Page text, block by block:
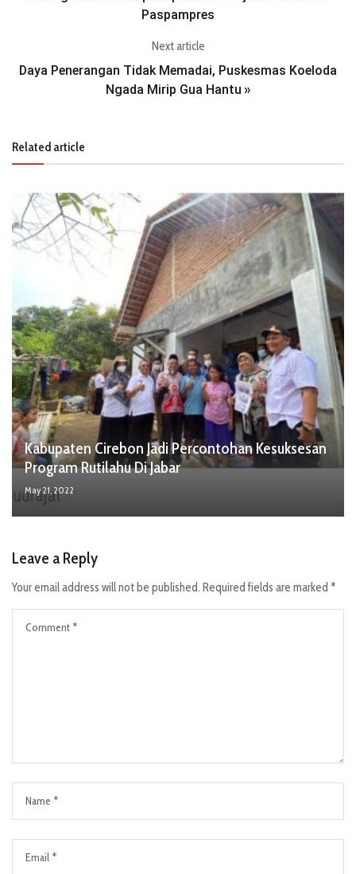
Paspampres
Next article
Daya Penerangan Tidak Memadai, Puskesmas Koeloda
Ngada Mirip Gua Hantu »
Related article
Kabupaten Cirebon Jadi Percontohan Kesuksesan
Program Rutilahu Di Jabar
May 21, 2022
Leave a Reply
Your email address will not be published. Required fields are marked *